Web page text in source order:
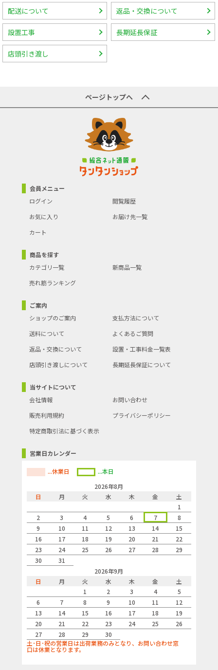
配送について 返品・交換について
設置工事 長期延長保証
店頭引き渡し
ページトップへ
会員メニュー
ログイン
閲覧履歴
お気に入り
お届け先一覧
カート
商品を探す
カテゴリ一覧
新商品一覧
売れ筋ランキング
ご案内
ショップのご案内
支払方法について
送料について
よくあるご質問
返品・交換について
設置・工事料金一覧表
店頭引き渡しについて
長期延長保証について
当サイトについて
会社情報
お問い合わせ
販売利用規約
プライバシーポリシー
特定商取引法に基づく表示
営業日カレンダー
...休業日
...本日
2026年8月
日
月 火 水 木 金
土
1
2
3 4 5 6 7
8
9
10 11 12 13 14
15
16
17 18 19 20 21
22
23
24 25 26 27 28
29
30
31
2026年9月
日
月 火 水 木 金
土
1
2 3 4
5
6
7 8 9 10 11
12
13
14 15 16 17 18
19
20
21 22 23 24 25
26
27
28 29
30
土･日･祝の営業日は出荷業務のみとなり、お問い合わせ窓
口は休業となります。